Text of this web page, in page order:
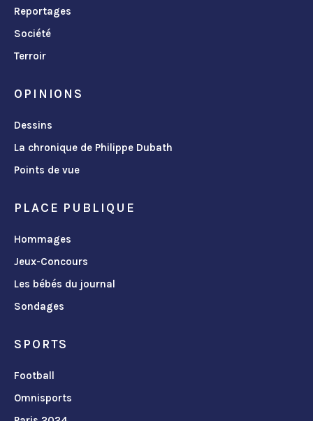
Reportages
Société
Terroir
OPINIONS
Dessins
La chronique de Philippe Dubath
Points de vue
PLACE PUBLIQUE
Hommages
Jeux-Concours
Les bébés du journal
Sondages
SPORTS
Football
Omnisports